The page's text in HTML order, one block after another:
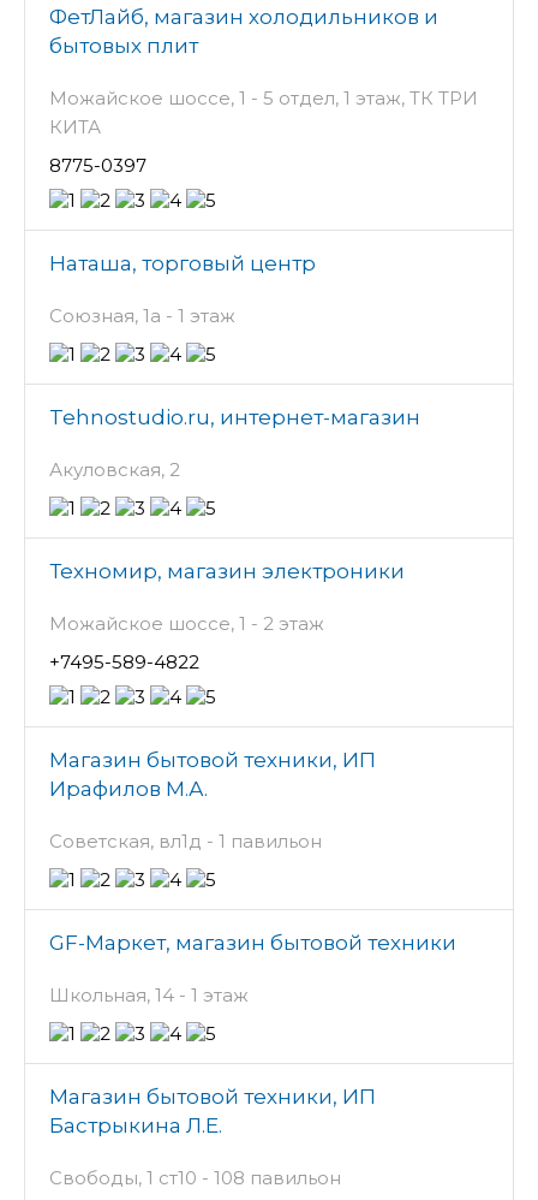
ФетЛайб, магазин холодильников и
бытовых плит
Можайское шоссе, 1 - 5 отдел, 1 этаж, ТК ТРИ
КИТА
8775-0397
Наташа, торговый центр
Союзная, 1а - 1 этаж
Tehnostudio.ru, интернет-магазин
Акуловская, 2
Техномир, магазин электроники
Можайское шоссе, 1 - 2 этаж
+7495-589-4822
Магазин бытовой техники, ИП
Ирафилов М.А.
Советская, вл1д - 1 павильон
GF-Маркет, магазин бытовой техники
Школьная, 14 - 1 этаж
Магазин бытовой техники, ИП
Бастрыкина Л.Е.
Свободы, 1 ст10 - 108 павильон